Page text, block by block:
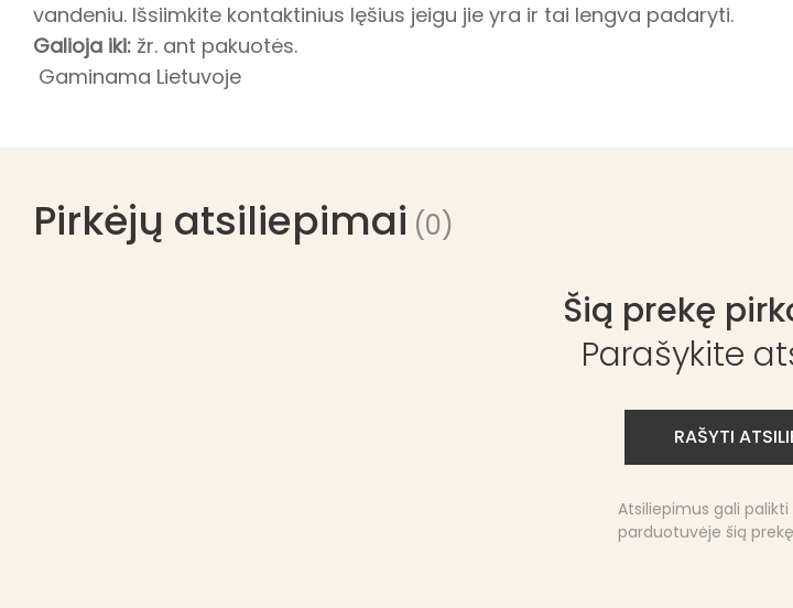
vandeniu. Išsiimkite kontaktinius lęšius jeigu jie yra ir tai lengva padaryti.
Galioja iki: žr. ant pakuotės.
Gaminama Lietuvoje
Pirkėjų atsiliepimai (0)
Šią prekę
Parašykite
RAŠYTI
Atsiliepimus gali palikti
parduotuvėje šią